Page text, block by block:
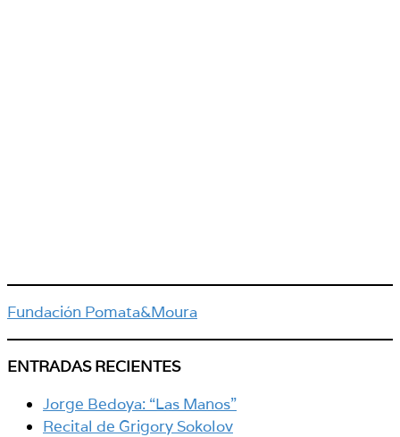
Fundación Pomata&Moura
ENTRADAS RECIENTES
Jorge Bedoya: “Las Manos”
Recital de Grigory Sokolov